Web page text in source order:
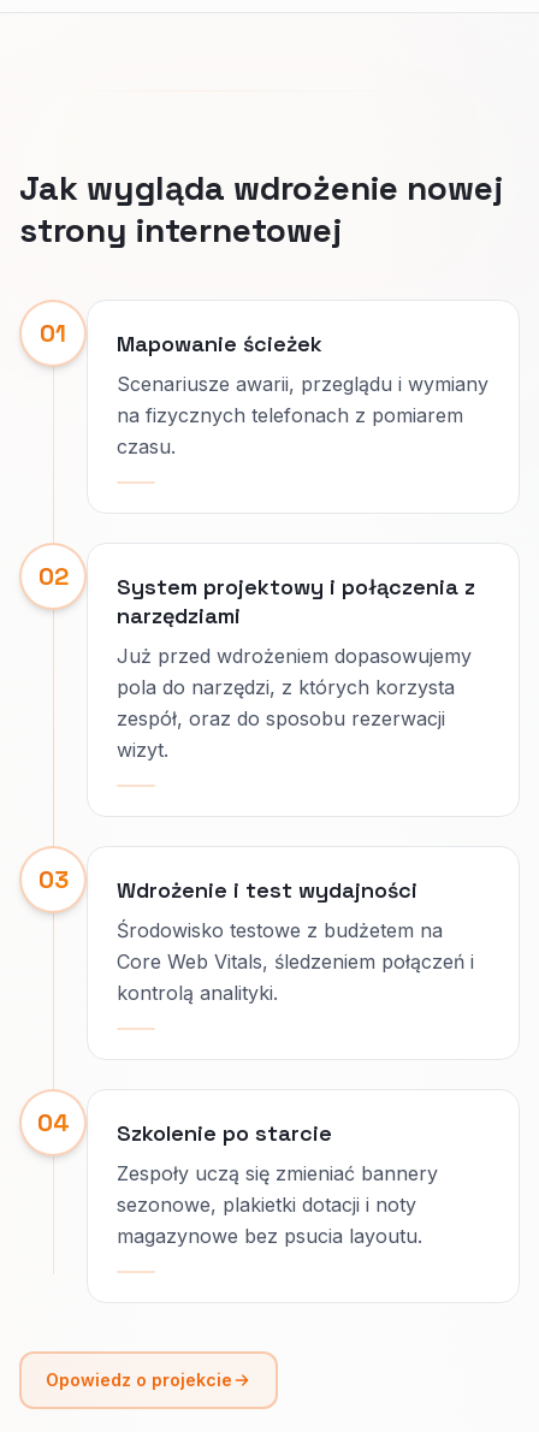
Jak wygląda wdrożenie nowej
strony internetowej
01 Mapowanie ścieżek
Scenariusze awarii, przeglądu i wymiany
na fizycznych telefonach z pomiarem
czasu.
02
System projektowy i połączenia z
narzędziami
Już przed wdrożeniem dopasowujemy
pola do narzędzi, z których korzysta
zespół, oraz do sposobu rezerwacji
wizyt.
03 Wdrożenie i test wydajności
Środowisko testowe z budżetem na
Core Web Vitals, śledzeniem połączeń i
kontrolą analityki.
04 Szkolenie po starcie
Zespoły uczą się zmieniać bannery
sezonowe, plakietki dotacji i noty
magazynowe bez psucia layoutu.
Opowiedz o projekcie